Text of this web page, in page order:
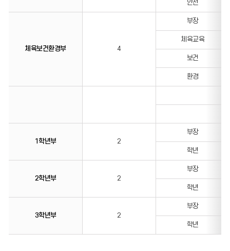
안전
체육보건환경부 4
부장
체육교육
보건
환경
1학년부 2
부장
학년
2학년부 2
부장
학년
3학년부 2
부장
학년